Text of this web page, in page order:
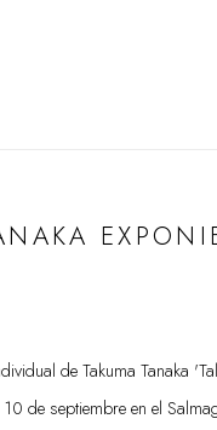
de Takuma Tanaka
de septiembre en el